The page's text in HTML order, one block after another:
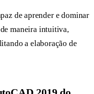
de aprender e dominar
maneira intuitiva,
a elaboração de